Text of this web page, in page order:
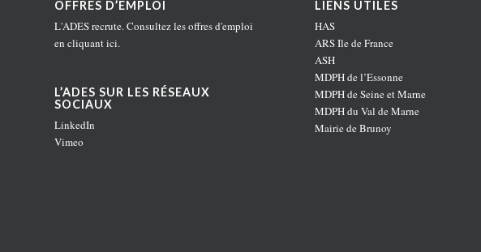
OFFRES D’EMPLOI
L'ADES recrute. Consultez les offres d'emploi
en cliquant ici.
L’ADES SUR LES RÉSEAUX
SOCIAUX
LinkedIn
Vimeo
LIENS UTILES
HAS
ARS Ile de France
ASH
MDPH de l’Essonne
MDPH de Seine et Marne
MDPH du Val de Marne
Mairie de Brunoy